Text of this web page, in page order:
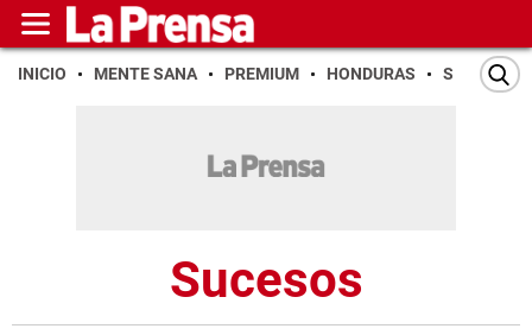
INICIO MENTE SANA PREMIUM HONDURAS SAN PEDRO
Sucesos